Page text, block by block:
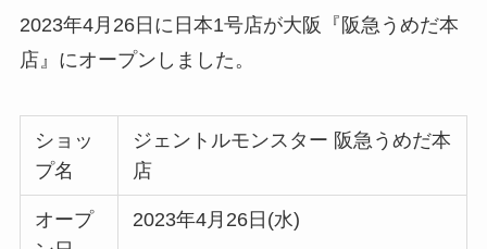
2023年4月26日に日本1号店が大阪『阪急うめだ本
店』にオープンしました。
ショッ
プ名
ジェントルモンスター 阪急うめだ本
店
オープ
2023年4月26日(水)